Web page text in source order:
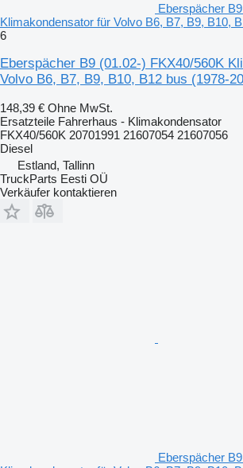
Eberspächer
Klimakondensator für Volvo B6, B7, B9, B10,
6
Eberspächer B9 (01.02-) FKX40/560K
Volvo B6, B7, B9, B10, B12 bus (1978-
148,39 € Ohne MwSt.
Ersatzteile Fahrerhaus - Klimakondensator
FKX40/560K 20701991 21607054 21607056
Diesel
Estland, Tallinn
TruckParts Eesti OÜ
Verkäufer kontaktieren
Eberspächer